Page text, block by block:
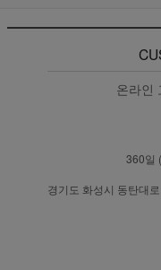
온라인
360일
경기도 화성시 동탄대